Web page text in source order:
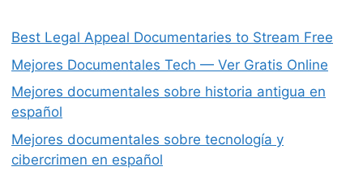
Best Legal Appeal Documentaries to Stream Free
Mejores Documentales Tech — Ver Gratis Online
Mejores documentales sobre historia antigua en
español
Mejores documentales sobre tecnología y
cibercrimen en español